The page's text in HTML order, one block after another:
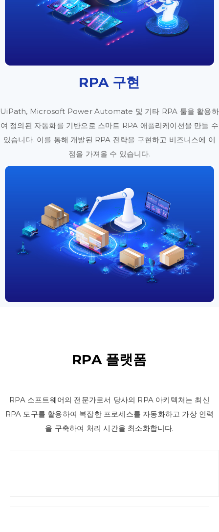
RPA 구현
UiPath, Microsoft Power Automate 및 기타 RPA 툴을 활용하
여 정의된 자동화를 기반으로 스마트 RPA 애플리케이션을 만들 수
있습니다. 이를 통해 개발된 RPA 전략을 구현하고 비즈니스에 이
점을 가져올 수 있습니다.
RPA 플랫폼
RPA 소프트웨어의 전문가로서 당사의 RPA 아키텍처는 최신
RPA 도구를 활용하여 복잡한 프로세스를 자동화하고 가상 인력
을 구축하여 처리 시간을 최소화합니다.